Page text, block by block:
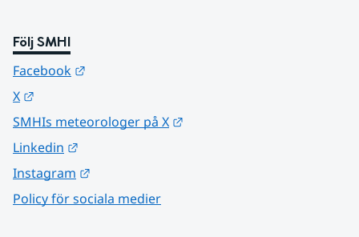
Följ SMHI
Facebook
X
SMHIs meteorologer på X
Linkedin
Instagram
Policy för sociala medier